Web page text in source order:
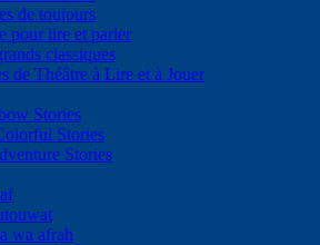
de toujours
pour lire et parler
classiques
de Théâtre à Lire et à Jouer
Stories
Stories
Stories
wa afrah